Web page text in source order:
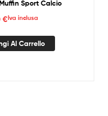
Sport Calcio
€Iva inclusa
Al Carrello